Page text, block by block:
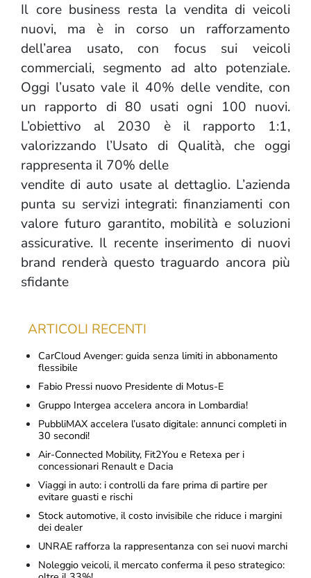
Il core business resta la vendita di veicoli
nuovi, ma è in corso un rafforzamento
dell’area usato, con focus sui veicoli
commerciali, segmento ad alto potenziale.
Oggi l’usato vale il 40% delle vendite, con
un rapporto di 80 usati ogni 100 nuovi.
L’obiettivo al 2030 è il rapporto 1:1,
valorizzando l’Usato di Qualità, che oggi
rappresenta il 70% delle
vendite di auto usate al dettaglio. L’azienda
punta su servizi integrati: finanziamenti con
valore futuro garantito, mobilità e soluzioni
assicurative. Il recente inserimento di nuovi
brand renderà questo traguardo ancora più
sfidante
ARTICOLI RECENTI
CarCloud Avenger: guida senza limiti in abbonamento
flessibile
Fabio Pressi nuovo Presidente di Motus-E
Gruppo Intergea accelera ancora in Lombardia!
PubbliMAX accelera l’usato digitale: annunci completi in
30 secondi!
Air-Connected Mobility, Fit2You e Retexa per i
concessionari Renault e Dacia
Viaggi in auto: i controlli da fare prima di partire per
evitare guasti e rischi
Stock automotive, il costo invisibile che riduce i margini
dei dealer
UNRAE rafforza la rappresentanza con sei nuovi marchi
Noleggio veicoli, il mercato conferma il peso strategico: